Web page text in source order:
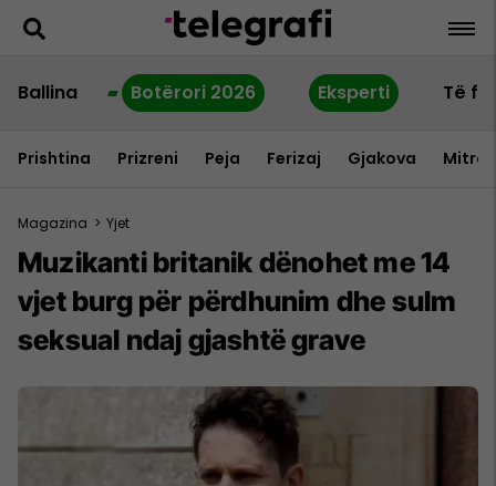
Ballina Botërori 2026 Eksperti Të
Prishtina Prizreni Peja Ferizaj Gjakova
Magazina > Yjet
Muzikanti britanik dënohet me 14
vjet burg për përdhunim dhe sulm
seksual ndaj gjashtë grave